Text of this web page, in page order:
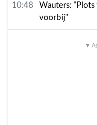
10:48
Wauters:
voorbij"
▼